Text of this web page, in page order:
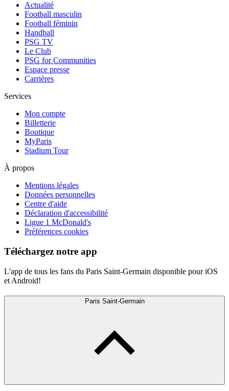
Actualité
Football masculin
Football féminin
Handball
PSG TV
Le Club
PSG for Communities
Espace presse
Carrières
Services
Mon compte
Billetterie
Boutique
MyParis
Stadium Tour
À propos
Mentions légales
Données personnelles
Centre d'aide
Déclaration d'accessibilité
Ligue 1 McDonald's
Préférences cookies
Téléchargez notre app
L'app de tous les fans du Paris Saint-Germain disponible pour iOS
et Android!
Paris Saint-Germain